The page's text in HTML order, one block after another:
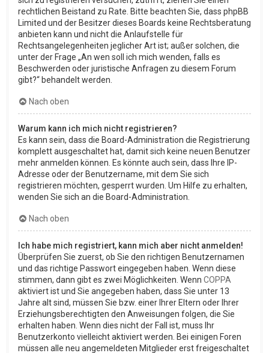
rechtlichen Beistand zu Rate. Bitte beachten Sie, dass phpBB
Limited und der Besitzer dieses Boards keine Rechtsberatung
anbieten kann und nicht die Anlaufstelle für
Rechtsangelegenheiten jeglicher Art ist; außer solchen, die
unter der Frage „An wen soll ich mich wenden, falls es
Beschwerden oder juristische Anfragen zu diesem Forum
gibt?“ behandelt werden.
Nach oben
Warum kann ich mich nicht registrieren?
Es kann sein, dass die Board-Administration die Registrierung
komplett ausgeschaltet hat, damit sich keine neuen Benutzer
mehr anmelden können. Es könnte auch sein, dass Ihre IP-
Adresse oder der Benutzername, mit dem Sie sich
registrieren möchten, gesperrt wurden. Um Hilfe zu erhalten,
wenden Sie sich an die Board-Administration.
Nach oben
Ich habe mich registriert, kann mich aber nicht anmelden!
Überprüfen Sie zuerst, ob Sie den richtigen Benutzernamen
und das richtige Passwort eingegeben haben. Wenn diese
stimmen, dann gibt es zwei Möglichkeiten. Wenn COPPA
aktiviert ist und Sie angegeben haben, dass Sie unter 13
Jahre alt sind, müssen Sie bzw. einer Ihrer Eltern oder Ihrer
Erziehungsberechtigten den Anweisungen folgen, die Sie
erhalten haben. Wenn dies nicht der Fall ist, muss Ihr
Benutzerkonto vielleicht aktiviert werden. Bei einigen Foren
müssen alle neu angemeldeten Mitglieder erst freigeschaltet